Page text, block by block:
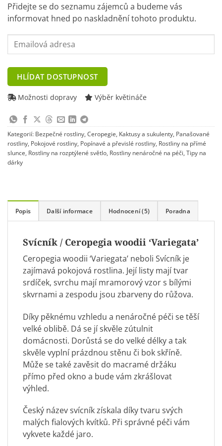
Přidejte se do seznamu zájemců a budeme vás
informovat hned po naskladnění tohoto produktu.
Enter
your
address
to
join
waitlist
for
this
product
HLÍDAT DOSTUPNOST
Možnosti dopravy Výběr květináče
Kategorií: Bezpečné rostliny, Ceropegie, Kaktusy a sukulenty, Panašované
rostliny, Pokojové rostliny, Popínavé a převislé rostliny, Rostliny na přímé
slunce, Rostliny na rozptýlené světlo, Rostliny nenáročné na péči, Tipy na
dárky
Popis Další informace Hodnocení (5) Poradna
Svícník / Ceropegia woodii ‘Variegata’
Ceropegia woodii ‘Variegata’ neboli Svícník je
zajímavá pokojová rostlina. Její listy mají tvar
srdíček, svrchu mají mramorový vzor s bílými
skvrnami a zespodu jsou zbarveny do růžova.
Díky pěknému vzhledu a nenáročné péči se těší
velké oblibě. Dá se jí skvěle zútulnit
domácnosti. Dorůstá se do velké délky a tak
skvěle vyplní prázdnou stěnu či bok skříně.
Může se také zavěsit do macramé držáku
přímo před okno a bude vám zkrášlovat
výhled.
Český název svícník získala díky tvaru svých
malých fialových kvítků. Při správné péči vám
vykvete každé jaro.